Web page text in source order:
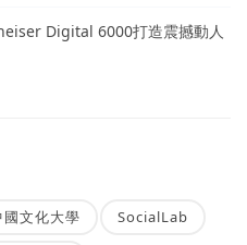
Digital 6000打造震撼動人
國文化大學 SocialLab